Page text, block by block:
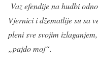
Vaz efendije na hudbi
Vjernici i džematlije su sa
pleni sve svojim
„pajdo moj“.